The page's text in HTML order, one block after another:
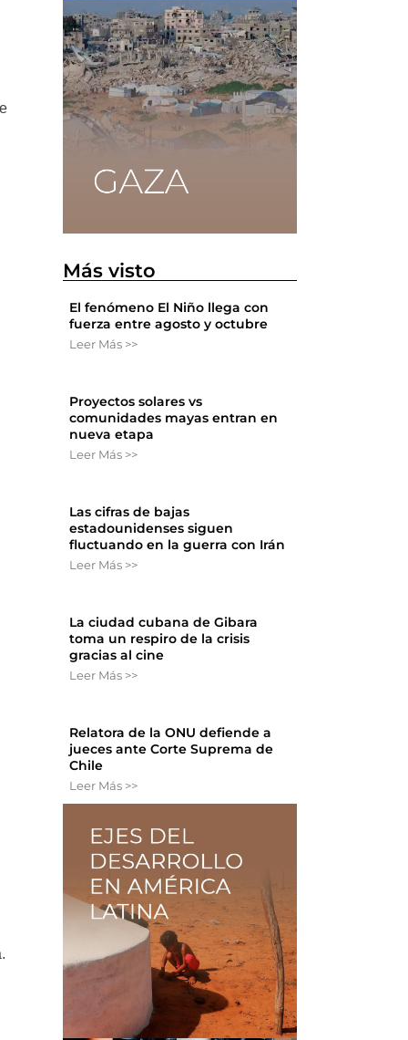
Más visto
El fenómeno El Niño llega con
fuerza entre agosto y octubre
Leer Más >>
Proyectos solares vs
comunidades mayas entran en
nueva etapa
Leer Más >>
Las cifras de bajas
estadounidenses siguen
fluctuando en la guerra con Irán
Leer Más >>
La ciudad cubana de Gibara
toma un respiro de la crisis
gracias al cine
Leer Más >>
Relatora de la ONU defiende a
jueces ante Corte Suprema de
Chile
Leer Más >>